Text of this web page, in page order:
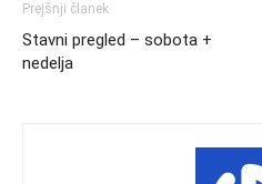
Prejšnji članek
Stavni pregled – sobota +
nedelja